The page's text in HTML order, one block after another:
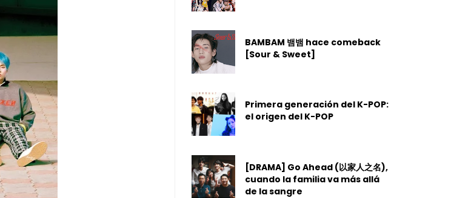
BAMBAM 뱀뱀 hace comeback
[Sour & Sweet]
Primera generación del K-POP:
el origen del K-POP
[DRAMA] Go Ahead (以家人之名),
cuando la familia va más allá
de la sangre